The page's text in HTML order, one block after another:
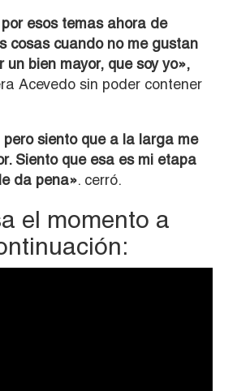
esos temas ahora de
cosas cuando no me gustan
un bien mayor, que soy yo»,
Acevedo sin poder contener
pero siento que a la larga me
Siento que esa es mi etapa
da pena». cerró.
el momento a